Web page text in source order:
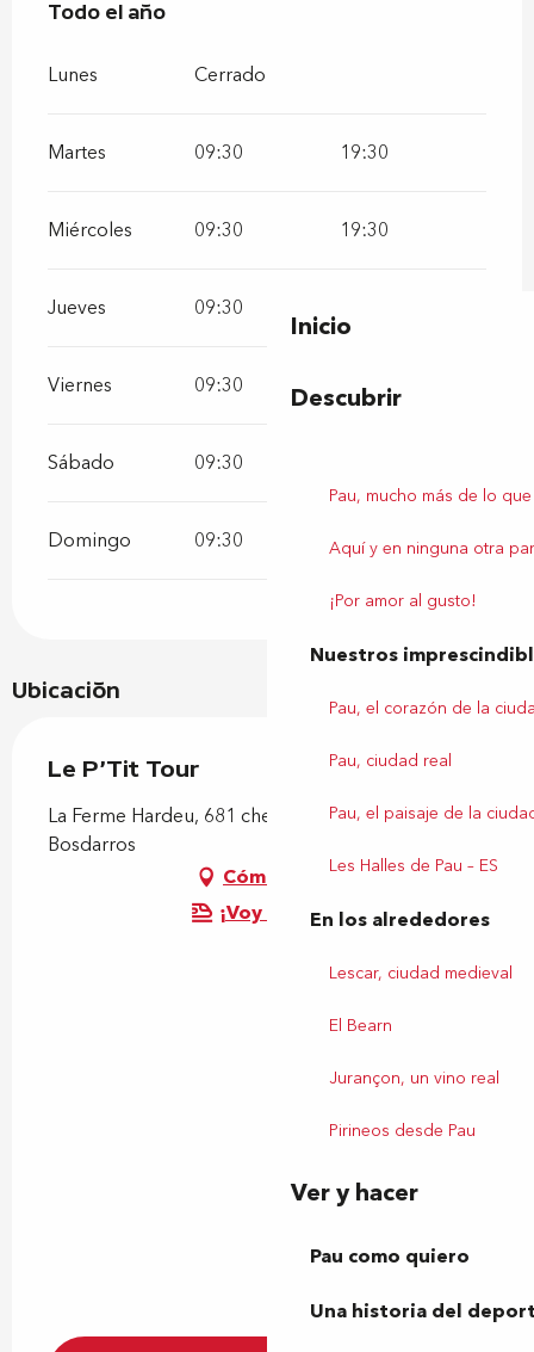
Inicio
Descubrir
Pau, mucho más de lo
Aquí y en ninguna otra
¡Por amor al gusto!
Nuestros
Pau, el corazón de la
Pau, ciudad real
Pau, el paisaje de la
Les Halles de Pau – ES
En los alrededores
Lescar, ciudad medieval
El Bearn
Jurançon, un vino real
Pirineos desde Pau
Ver y hacer
Pau como quiero
Una historia del
Todo el año
Todo el año
Lunes Cerrado
Martes 09:30 19:30
Miércoles 09:30 19:30
Jueves 09:30
Viernes 09:30 19:30
Sábado 09:30
Domingo 09:30 19:30
Ubicación
Le P'Tit Tour
La Ferme Hardeu, 681 chemin de Prim, 64290
Bosdarros
Cómo llegar
¡Voy en tren!